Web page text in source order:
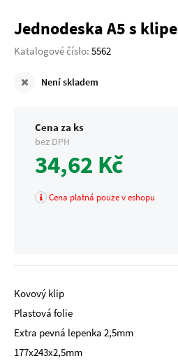
Jednodeska A5 s
Katalogové číslo: 5562
Není skladem
Cena za ks
bez DPH
34,62 Kč
Cena platná pouze v eshopu
Kovový klip
Plastová folie
Extra pevná lepenka 2,5mm
177x243x2,5mm